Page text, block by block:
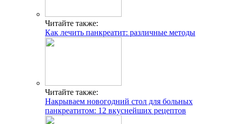
Читайте также:
Как лечить панкреатит: различные методы
Читайте также:
Накрываем новогодний стол для больных
панкреатитом: 12 вкуснейших рецептов